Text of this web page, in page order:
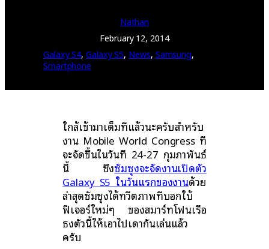
Nathan
February 12, 2014
Galaxy S4, Galaxy S5, News, Samsung
Smartphone
ใกล้เข้ามาเต็มทีแล้วนะครับสำหรับ
งาน Mobile World Congress ที่
จะจัดขึ้นในวันที่ 24-27 กุมภาพันธ์
นี้ ซึ่งซัมซุงจะจัดงานเปิดตัว
Galaxy S5 ในวันแรกของงานด้วย
ล่าสุดซัมซุงได้ทวีตภาพที่บอกใบ้
ฟีเจอร์ใหม่ๆ ของสมาร์ทโฟนเรือ
ธงตัวนี้ให้เอาไปเดากันเล่นแล้ว
ครับ